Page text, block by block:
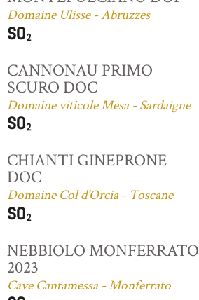
Domaine Ulisse - Abruzzes
CANNONAU PRIMO
SCURO DOC
Domaine viticole Mesa - Sardaigne
CHIANTI GINEPRONE
DOC
Domaine Col d'Orcia - Toscane
NEBBIOLO MONFERRATO
2023
Cave Cantamessa - Monferrato